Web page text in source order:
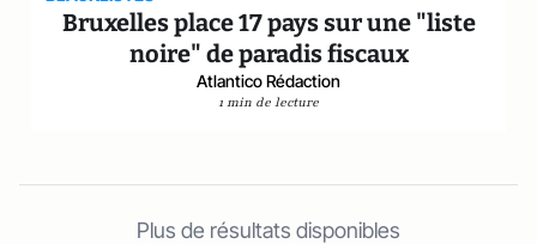
Bruxelles place 17 pays sur une "liste
noire" de paradis fiscaux
Atlantico Rédaction
1 min de lecture
Plus de résultats disponibles